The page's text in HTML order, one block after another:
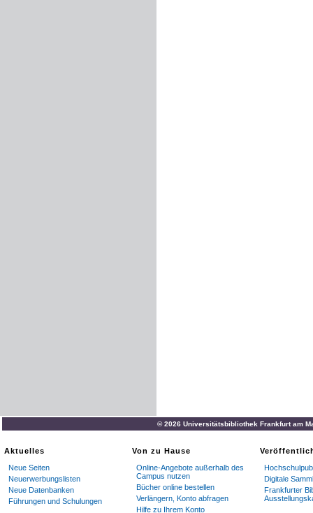
© 2026 Universitätsbibliothek Frankfurt am
Aktuelles
Neue Seiten
Neuerwerbungslisten
Neue Datenbanken
Führungen und Schulungen
Von zu Hause
Online-Angebote außerhalb des
Campus nutzen
Bücher online bestellen
Verlängern, Konto abfragen
Hilfe zu Ihrem Konto
Digitale
Frankfurter